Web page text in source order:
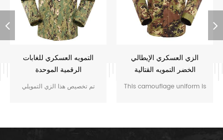
التمويه العسكري للغابات
الرقمية الموحدة
تم تخصيص هذا الزي التمويلي
الزي العسكري الإيطالي
الخضر التمويه القتالية
This camouflage uniform is